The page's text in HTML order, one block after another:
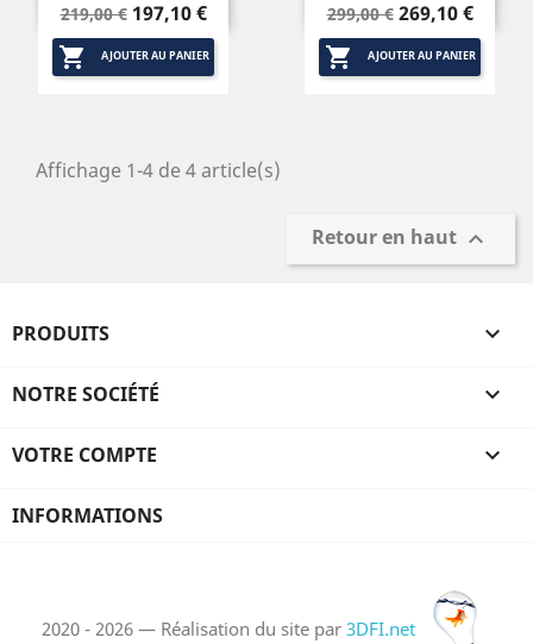
Prix
de
base
219,00 € Prix
197,10 €
 AJOUTER AU PANIER
Prix
de
base
299,00 € Prix
269,10 €
 AJOUTER AU PANIER
Affichage 1-4 de 4 article(s)
Retour en haut 
PRODUITS 
NOTRE SOCIÉTÉ 
VOTRE COMPTE 
INFORMATIONS
2020 - 2026 — Réalisation du site par 3DFI.net